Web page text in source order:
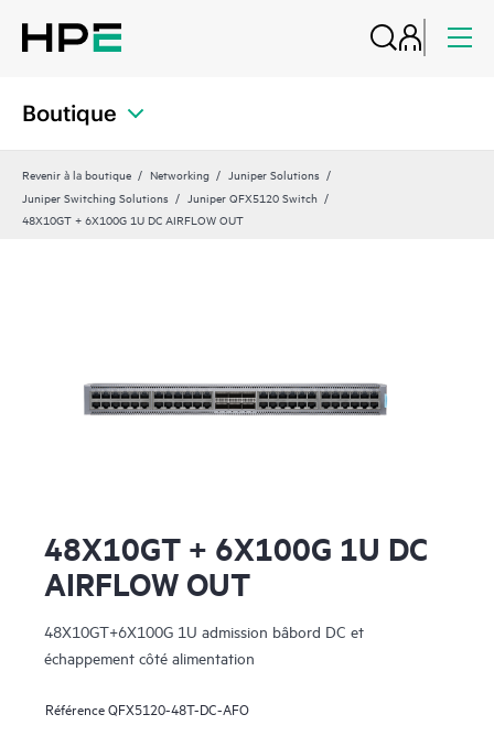
Boutique
Revenir à la boutique Networking
Juniper Solutions
Juniper Switching Solutions
Juniper QFX5120 Switch
48X10GT + 6X100G 1U DC AIRFLOW OUT
48X10GT + 6X100G 1U DC
AIRFLOW OUT
48X10GT+6X100G 1U admission bâbord DC et
échappement côté alimentation
RéférenceQFX5120-48T-DC-AFO